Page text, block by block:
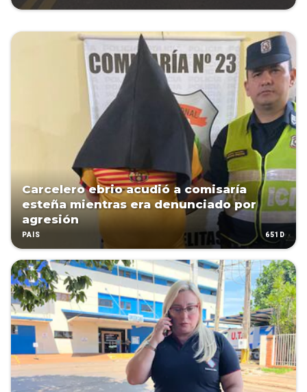
Carcelero ebrio acudió a comisaría
esteña mientras era denunciado por
agresión
PAÍS 651D